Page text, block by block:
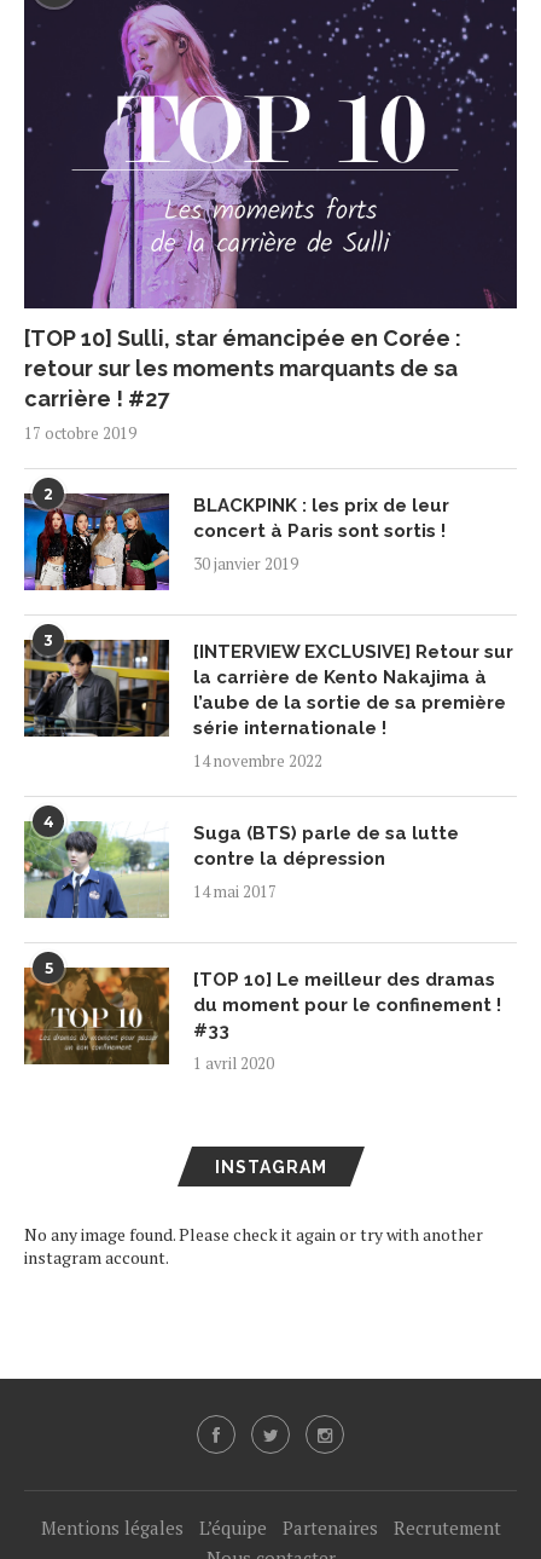
[TOP 10] Sulli, star émancipée en Corée :
retour sur les moments marquants de sa
carrière ! #27
17 octobre 2019
2
BLACKPINK : les prix de leur
concert à Paris sont sortis !
30 janvier 2019
3
[INTERVIEW EXCLUSIVE] Retour sur
la carrière de Kento Nakajima à
l’aube de la sortie de sa première
série internationale !
14 novembre 2022
4
Suga (BTS) parle de sa lutte
contre la dépression
14 mai 2017
5
[TOP 10] Le meilleur des dramas
du moment pour le confinement !
#33
1 avril 2020
INSTAGRAM
No any image found. Please check it again or try with another
instagram account.
Mentions légales L’équipe Partenaires
Recrutement